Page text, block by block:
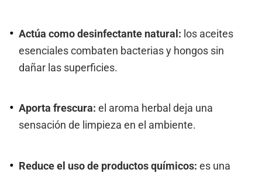
Actúa como desinfectante natural: los aceites
esenciales combaten bacterias y hongos sin
dañar las superficies.
Aporta frescura: el aroma herbal deja una
sensación de limpieza en el ambiente.
Reduce el uso de productos químicos: es una